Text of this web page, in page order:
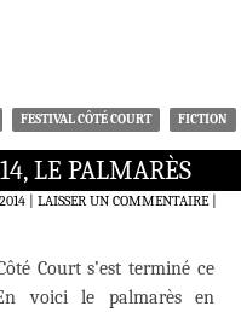
FESTIVAL CÔTÉ COURT FICTION
LE PALMARÈS
LAISSER UN COMMENTAIRE|
Court s’est terminé ce
voici le palmarès en